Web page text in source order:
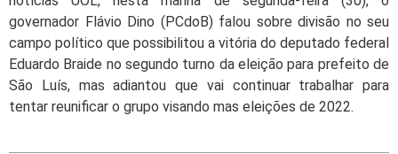
governador Flávio Dino (PCdoB) falou sobre divisão no seu
campo político que possibilitou a vitória do deputado federal
Eduardo Braide no segundo turno da eleição para prefeito de
São Luís, mas adiantou que vai continuar trabalhar para
tentar reunificar o grupo visando mas eleições de 2022.